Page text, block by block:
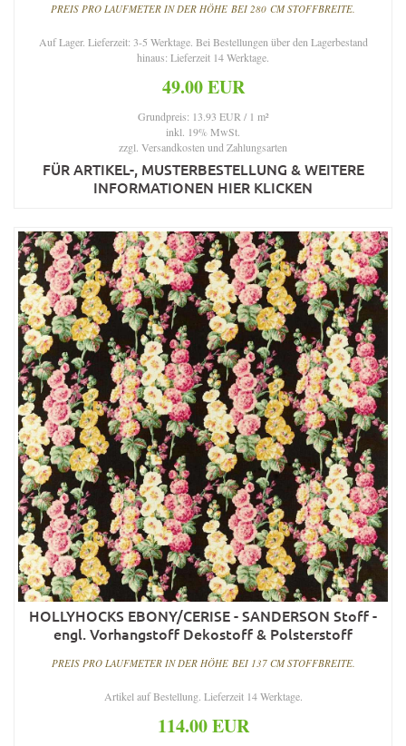
PREIS PRO LAUFMETER IN DER HÖHE BEI 280 CM STOFFBREITE.
Auf Lager. Lieferzeit: 3-5 Werktage. Bei Bestellungen über den Lagerbestand
hinaus: Lieferzeit 14 Werktage.
49.00 EUR
Grundpreis: 13.93 EUR / 1 m²
inkl. 19% MwSt.
zzgl. Versandkosten und Zahlungsarten
FÜR ARTIKEL-, MUSTERBESTELLUNG & WEITERE
INFORMATIONEN HIER KLICKEN
HOLLYHOCKS EBONY/CERISE - SANDERSON Stoff -
engl. Vorhangstoff Dekostoff & Polsterstoff
PREIS PRO LAUFMETER IN DER HÖHE BEI 137 CM STOFFBREITE.
Artikel auf Bestellung. Lieferzeit 14 Werktage.
114.00 EUR